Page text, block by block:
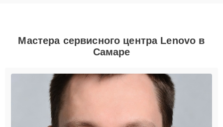
Мастера сервисного центра Lenovo в
Самаре